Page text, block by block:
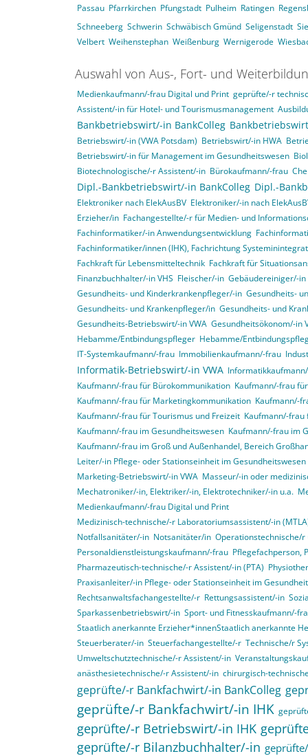
Passau Pfarrkirchen Pfungstadt Pulheim Ratingen
Schneeberg Schwerin Schwäbisch Gmünd Seligenstadt
Velbert Weihenstephan Weißenburg Wernigerode
Auswahl von Aus-, Fort- und
Medienkaufmann/-frau Digital und Print geprüfte/-r
Assistent/-in für Hotel- und Tourismusmanagement
Bankbetriebswirt/-in BankColleg
Betriebswirt/-in (VWA Potsdam) Betriebswirt/-in HWA
Betriebswirt/-in für Management im Gesundheitswesen
Biotechnologische/-r Assistent/-in Bürokaufmann/-frau
Dipl.-Bankbetriebswirt/-in BankColleg Dipl.-
Elektroniker nach ElekAusBV Elektroniker/-in nach
Erzieher/in Fachangestellte/-r für Medien- und
Fachinformatiker/-in Anwendungsentwicklung
Fachinformatiker/innen (IHK), Fachrichtung
Fachkraft für Lebensmitteltechnik Fachkraft für
Finanzbuchhalter/-in VHS Fleischer/-in Gebäudereiniger/-in
Gesundheits- und Kinderkrankenpfleger/-in Gesundheits-
Gesundheits- und Krankenpfleger/in Gesundheits- und
Gesundheits-Betriebswirt/-in VWA Gesundheitsökonom/-in
Hebamme/Entbindungspfleger Hebamme/
IT-Systemkaufmann/-frau Immobilienkaufmann/-frau
Informatik-Betriebswirt/-in VWA
Kaufmann/-frau für Bürokommunikation Kaufmann/-frau
Kaufmann/-frau für Marketingkommunikation Kaufmann/-
Kaufmann/-frau für Tourismus und Freizeit Kaufmann/-frau
Kaufmann/-frau im Gesundheitswesen Kaufmann/-frau im
Kaufmann/-frau im Groß und Außenhandel, Bereich
Leiter/-in Pflege- oder Stationseinheit im Gesundheitswesen
Marketing-Betriebswirt/-in VWA Masseur/-in oder
Mechatroniker/-in, Elektriker/-in, Elektrotechniker/-in u.a.
Medienkaufmann/-frau Digital und Print
Medizinisch-technische/-r Laboratoriumsassistent/-in
Notfallsanitäter/-in Notsanitäter/in Operationstechnische/
Personaldienstleistungskaufmann/-frau Pflegefachperson,
Pharmazeutisch-technische/-r Assistent/-in (PTA)
Praxisanleiter/-in Pflege- oder Stationseinheit im
Rechtsanwaltsfachangestellte/-r Rettungsassistent/-in
Sparkassenbetriebswirt/-in Sport- und Fitnesskaufmann/-
Staatlich anerkannte Erzieher*innenStaatlich anerkannte
Steuerberater/-in Steuerfachangestellte/-r Technische/r
Umweltschutztechnische/-r Assistent/-in
anästhesietechnische/-r Assistent/-in chirurgisch-
geprüfte/-r Bankfachwirt/-in BankColleg
geprüfte/-r Bankfachwirt/-in IHK
geprüfte/-r Betriebswirt/-in IHK
geprüfte/-r Bilanzbuchhalter/-in